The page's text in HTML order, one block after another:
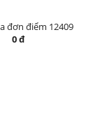
đơn điểm 12409
0 đ